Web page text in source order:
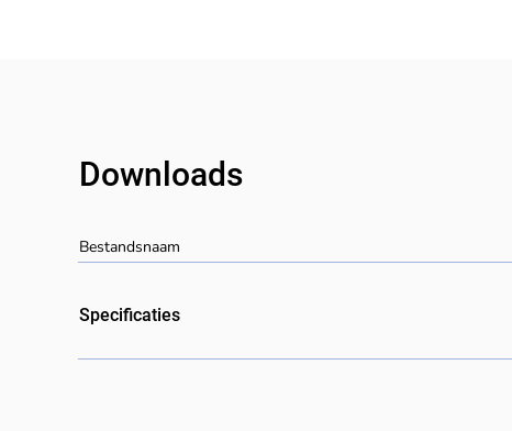
Bestandsnaam
Downloads
Specificaties